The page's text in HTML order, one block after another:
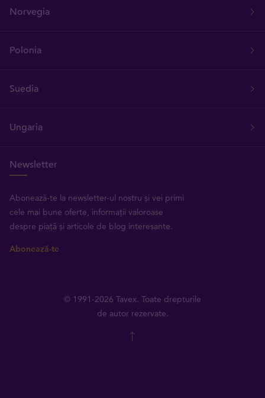
Norvegia
Polonia
Suedia
Ungaria
Newsletter
Abonează-te la newsletter-ul nostru și vei primi
cele mai bune oferte, informații valoroase
despre piață și articole de blog interesante.
Abonează-te
© 1991-2026 Tavex. Toate drepturile
de autor rezervate.